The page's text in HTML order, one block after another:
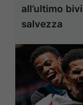
all’ultimo
salvezza